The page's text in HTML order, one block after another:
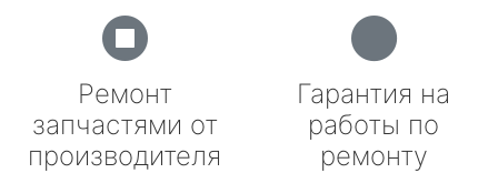
Ремонт
запчастями от
производителя
Гарантия на
работы по
ремонту